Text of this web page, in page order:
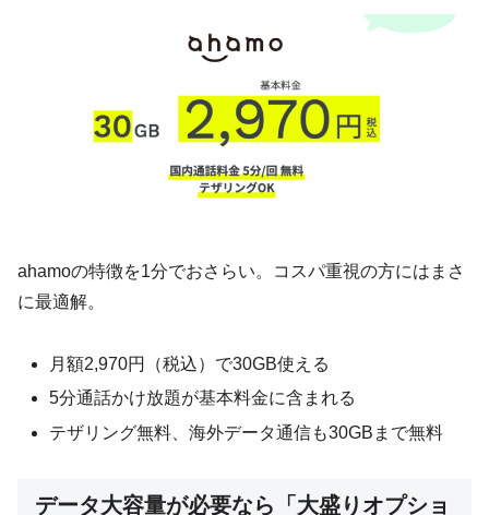
ahamoの特徴を1分でおさらい。コスパ重視の方にはまさ
に最適解。
月額2,970円（税込）で30GB使える
5分通話かけ放題が基本料金に含まれる
テザリング無料、海外データ通信も30GBまで無料
データ大容量が必要なら「大盛りオプショ